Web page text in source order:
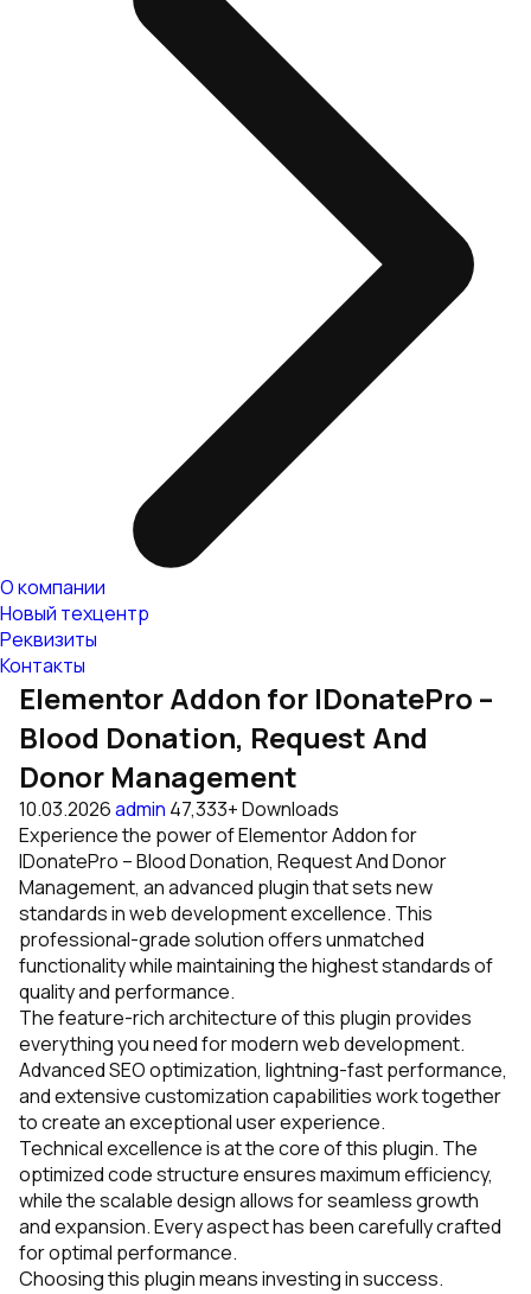
О компании
Новый техцентр
Реквизиты
Контакты
Elementor Addon for IDonatePro –
Blood Donation, Request And
Donor Management
10.03.2026admin 47,333+ Downloads
Experience the power of Elementor Addon for
IDonatePro – Blood Donation, Request And Donor
Management, an advanced plugin that sets new
standards in web development excellence. This
professional-grade solution offers unmatched
functionality while maintaining the highest standards of
quality and performance.
The feature-rich architecture of this plugin provides
everything you need for modern web development.
Advanced SEO optimization, lightning-fast performance,
and extensive customization capabilities work together
to create an exceptional user experience.
Technical excellence is at the core of this plugin. The
optimized code structure ensures maximum efficiency,
while the scalable design allows for seamless growth
and expansion. Every aspect has been carefully crafted
for optimal performance.
Choosing this plugin means investing in success.